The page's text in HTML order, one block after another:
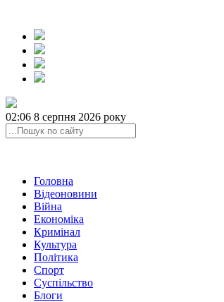
02:06 8 серпня 2026 року
Головна
Відеоновини
Війна
Економіка
Кримінал
Культура
Політика
Спорт
Суспільство
Блоги